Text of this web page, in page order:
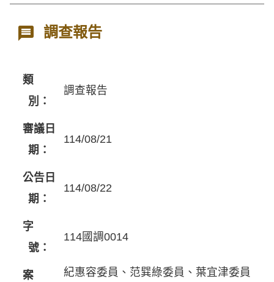
調查報告
類
別：
調查報告
審議日
期：
114/08/21
公告日
期：
114/08/22
字
號：
114國調0014
案
紀惠容委員、范巽綠委員、葉宜津委員